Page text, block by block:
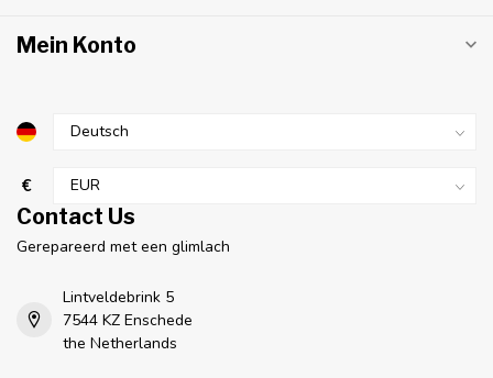
Mein Konto
€
Contact Us
Gerepareerd met een glimlach
Lintveldebrink 5
7544 KZ Enschede
the Netherlands